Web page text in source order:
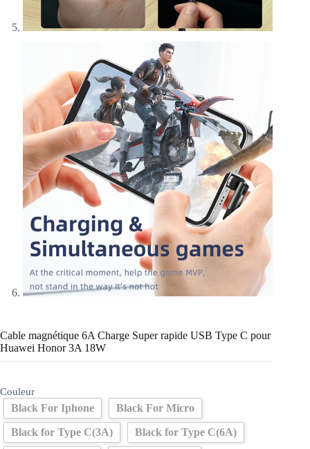
Cable magnétique 6A Charge Super rapide USB Type C pour
Huawei Honor 3A 18W
Couleur
Black For Iphone Black For Micro
Black for Type C(3A) Black for Type C(6A)